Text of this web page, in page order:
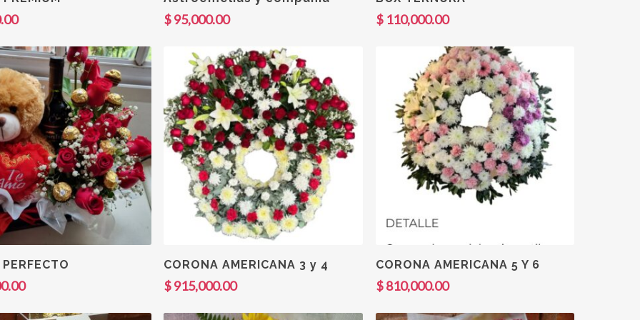
$95,000.00 $110,000.00
Añadir Al Carrito Añadir Al Carrito
CORONA AMERICANA 3 y 4
$915,000.00
Añadir Al Carrito
CORONA AMERICANA 5 Y 6
$810,000.00